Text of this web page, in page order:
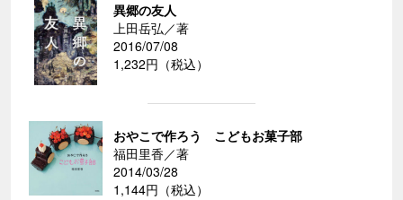
異郷の友人
上田岳弘／著
2016/07/08
1,232円（税込）
おやこで作ろう こどもお菓子部
福田里香／著
2014/03/28
1,144円（税込）